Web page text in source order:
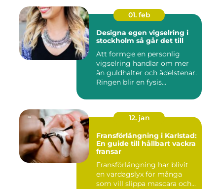
01. feb
Designa egen vigselring i
stockholm så går det till
Att formge en personlig
vigselring handlar om mer
än guldhalter och ädelstenar.
Ringen blir en fysis...
12. jan
Fransförlängning i Karlstad:
En guide till hållbart vackra
fransar
Fransförlängning har blivit
en vardagslyx för många
som vill slippa mascara och...